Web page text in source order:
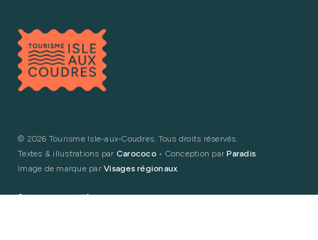
© 2026 Tourisme Isle-aux-Coudres. Tous droits réservés.
Textes & illustrations par Carococo• Conception parParadis
Image de marque par Visages régionaux